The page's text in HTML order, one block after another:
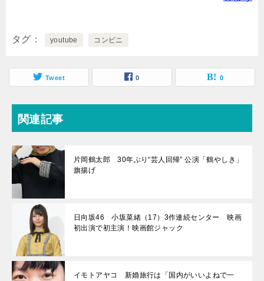
タグ youtube コンビニ
Tweet 0 0
関連記事
片岡鶴太郎 30年ぶり“芸人回帰” 公演「鶴やしき」
旗揚げ
日向坂46 小坂菜緒（17）3作連続センター 映画
初出演で初主演！映画館ジャック
イモトアヤコ 新婚旅行は「国内がいいよねで一